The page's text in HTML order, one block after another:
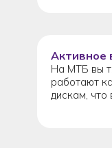
Активное
На МТБ вы
работают
дискам, что